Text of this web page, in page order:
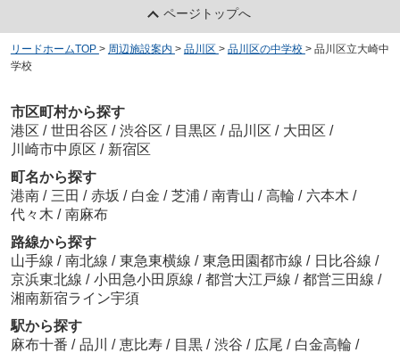
ページトップへ
リードホームTOP > 周辺施設案内 > 品川区 > 品川区の中学校 > 品川区立大崎中
学校
市区町村から探す
港区 / 世田谷区 / 渋谷区 / 目黒区 / 品川区 / 大田区 /
川崎市中原区 / 新宿区
町名から探す
港南 / 三田 / 赤坂 / 白金 / 芝浦 / 南青山 / 高輪 / 六本木 /
代々木 / 南麻布
路線から探す
山手線 / 南北線 / 東急東横線 / 東急田園都市線 / 日比谷線 /
京浜東北線 / 小田急小田原線 / 都営大江戸線 / 都営三田線 /
湘南新宿ライン宇須
駅から探す
麻布十番 / 品川 / 恵比寿 / 目黒 / 渋谷 / 広尾 / 白金高輪 /